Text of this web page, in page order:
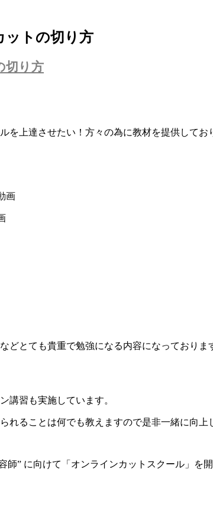
ットの切り方
切り方
を上達させたい！方々の為に教材を提供してお
画
どとても貴重で勉強になる内容になっており
講習も実施しています。
れることは何でも教えますので是非一緒に向上
” に向けて「オンラインカットスクール」を